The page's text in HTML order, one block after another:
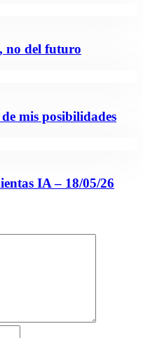
no del futuro
mis posibilidades
IA – 18/05/26